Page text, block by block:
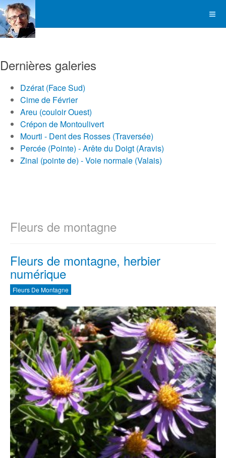
Dernières galeries
Dzérat (Face Sud)
Cime de Février
Areu (couloir Ouest)
Crépon de Montoulivert
Mourti - Dent des Rosses (Traversée)
Percée (Pointe) - Arête du Doigt (Aravis)
Zinal (pointe de) - Voie normale (Valais)
Fleurs de montagne
Fleurs de montagne, herbier
numérique
Fleurs De Montagne